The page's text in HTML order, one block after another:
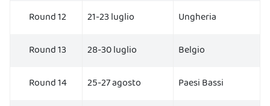
Round 12
21-23 luglio
Ungheria
Round 13
28-30 luglio
Belgio
Round 14
25-27 agosto
Paesi Bassi